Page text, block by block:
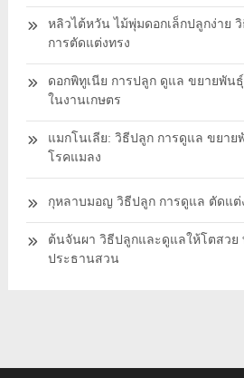
หลิวไต้หวัน ไม้พุ่มดอกเล็กปลูกง่าย
การตัดแต่งทรง
ดอกพิทูเนีย การปลูก ดูแล ขยายพัน
ในงานเกษตร
แมกโนเลีย: วิธีปลูก การดูแล ขยาย
โรคแมลง
กุหลาบมอญ วิธีปลูก การดูแล ตัดแต่
ต้นจันผา วิธีปลูกและดูแลให้โตสวย
ประธานสวน